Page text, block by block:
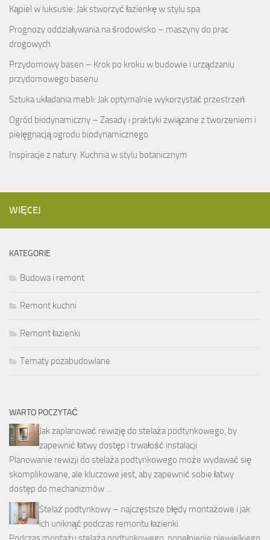
Kąpiel w luksusie: Jak stworzyć łazienkę w stylu spa
Prognozy oddziaływania na środowisko – maszyny do prac
drogowych
Przydomowy basen – Krok po kroku w budowie i urządzaniu
przydomowego basenu
Sztuka układania mebli: Jak optymalnie wykorzystać przestrzeń
Ogród biodynamiczny – Zasady i praktyki związane z tworzeniem i
pielęgnacją ogrodu biodynamicznego
Inspiracje z natury: Kuchnia w stylu botanicznym
WIĘCEJ
KATEGORIE
Budowa i remont
Remont kuchni
Remont łazienki
Tematy pozabudowlane
WARTO POCZYTAĆ
Jak zaplanować rewizję do stelaża podtynkowego, by
zapewnić łatwy dostęp i trwałość instalacji
Planowanie rewizji do stelaża podtynkowego może wydawać się
skomplikowane, ale kluczowe jest, aby zapewnić sobie łatwy
dostęp do mechanizmów …
Stelaż podtynkowy – najczęstsze błędy montażowe i jak
ich uniknąć podczas remontu łazienki